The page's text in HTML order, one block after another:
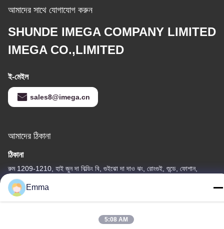
আমাদের সাথে যোগাযোগ করুন
SHUNDE IMEGA COMPANY LIMITED
IMEGA CO.,LIMITED
ই-মেইল
sales8@imega.cn
আমাদের ঠিকানা
ঠিকানা
রুম 1209-1210, হাই জুন দা বিল্ডিং বি, গুইঝো দা দাও ঝং, রোংগুই, শুন্ডে, ফোশান,
গুয়াংডং, চীন
টেল
Emma
5:08 AM